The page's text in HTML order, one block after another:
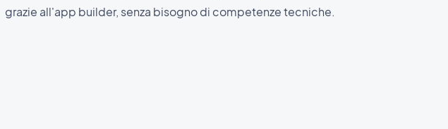
grazie all'app builder, senza bisogno di competenze tecniche.